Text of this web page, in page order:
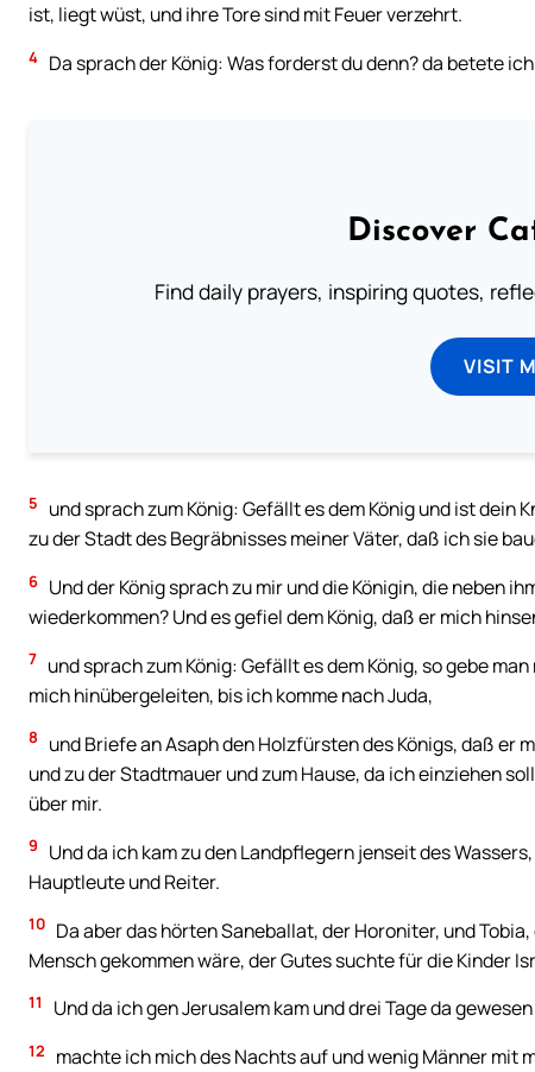
ist, liegt wüst, und ihre Tore sind mit Feuer verzehrt.
4 Da sprach der König: Was forderst du denn? da betete
Discover
Find daily prayers, inspiring quotes,
VISIT
5
und sprach zum König: Gefällt es dem König und ist dein
zu der Stadt des Begräbnisses meiner Väter, daß ich sie
6 Und der König sprach zu mir und die Königin, die neben
wiederkommen? Und es gefiel dem König, daß er mich
7 und sprach zum König: Gefällt es dem König, so gebe
mich hinübergeleiten, bis ich komme nach Juda,
8
und Briefe an Asaph den Holzfürsten des Königs, daß er
und zu der Stadtmauer und zum Hause, da ich einziehen
über mir.
9
Und da ich kam zu den Landpflegern jenseit des
Hauptleute und Reiter.
10 Da aber das hörten Saneballat, der Horoniter, und
Mensch gekommen wäre, der Gutes suchte für die Kinder
11 Und da ich gen Jerusalem kam und drei Tage da
12
machte ich mich des Nachts auf und wenig Männer mit